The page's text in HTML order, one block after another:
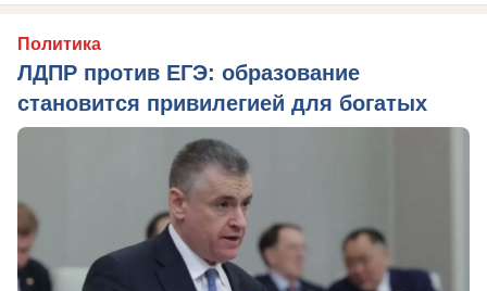
Политика
ЛДПР против ЕГЭ: образование
становится привилегией для богатых